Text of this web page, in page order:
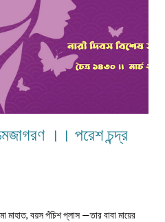
।। পরেশ চন্দ্র
মাহাত, বয়স পঁচিশ প্লাস —তার বাবা মায়ের